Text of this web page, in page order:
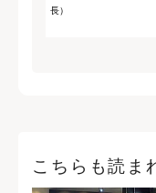
長）
こちらも読ま